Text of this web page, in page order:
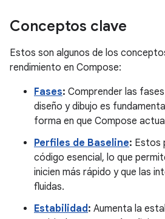
Conceptos clave
Estos son algunos de los
rendimiento en Compose:
Fases: Comprender las
diseño y dibujo es
forma en que Compose
Perfiles de Baseline: Estos
código esencial, lo que
inicien más rápido y que las
fluidas.
Estabilidad : Aumenta la